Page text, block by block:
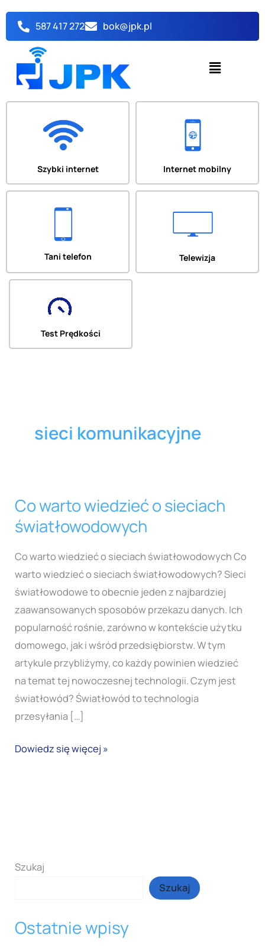
treści
587 417 272 bok@jpk.pl
Menu
Szybki internet Internet mobilny
Tani telefon Telewizja
Test Prędkości
sieci komunikacyjne
Co warto wiedzieć o sieciach
światłowodowych
Co warto wiedzieć o sieciach światłowodowych Co
warto wiedzieć o sieciach światłowodowych? Sieci
światłowodowe to obecnie jeden z najbardziej
zaawansowanych sposobów przekazu danych. Ich
popularność rośnie, zarówno w kontekście użytku
domowego, jak i wśród przedsiębiorstw. W tym
artykule przybliżymy, co każdy powinien wiedzieć
na temat tej nowoczesnej technologii. Czym jest
światłowód? Światłowód to technologia
przesyłania […]
Co
warto
o
sieciach
światłowodowych
Dowiedz się więcej »
Szukaj
Szukaj
Ostatnie wpisy